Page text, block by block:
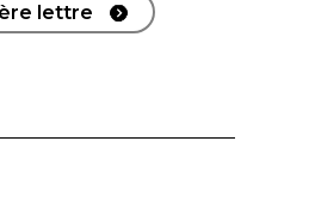
lettre